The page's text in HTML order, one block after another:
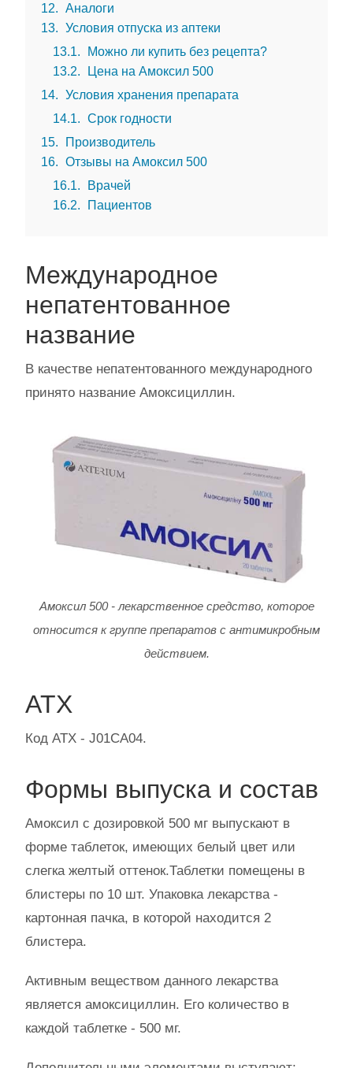
12
Аналоги
13
Условия отпуска из аптеки
13.1
Можно ли купить без рецепта?
13.2
Цена на Амоксил 500
14
Условия хранения препарата
14.1
Срок годности
15
Производитель
16
Отзывы на Амоксил 500
16.1
Врачей
16.2
Пациентов
Международное
непатентованное
название
В качестве непатентованного международного
принято название Амоксициллин.
Амоксил 500 - лекарственное средство, которое
относится к группе препаратов с антимикробным
действием.
АТХ
Код АТХ - J01CA04.
Формы выпуска и состав
Амоксил с дозировкой 500 мг выпускают в
форме таблеток, имеющих белый цвет или
слегка желтый оттенок.Таблетки помещены в
блистеры по 10 шт. Упаковка лекарства -
картонная пачка, в которой находится 2
блистера.
Активным веществом данного лекарства
является амоксициллин. Его количество в
каждой таблетке - 500 мг.